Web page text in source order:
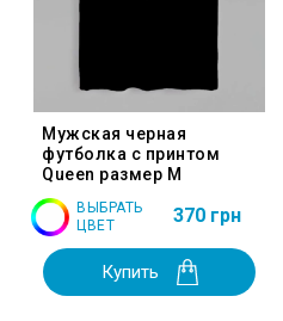
Мужская черная
футболка с принтом
Queen размер M
ВЫБРАТЬ
ЦВЕТ
370 грн
Купить